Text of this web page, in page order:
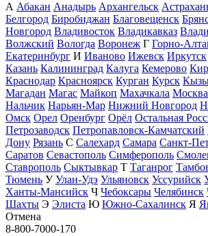
А Абакан Анадырь Архангельск
Белгород Биробиджан Благовещенск
Новгород Владивосток Владикавказ
Волжский Вологда Воронеж Г Горно-
Екатеринбург И Иваново Ижевск Иркутск
Казань Калининград Калуга Кемерово
Краснодар Красноярск Курган Курск
Магадан Магас Майкоп Махачкала Москва
Нальчик Нарьян-Мар Нижний Новгород
Омск Орел Оренбург Орёл Остальная
Петрозаводск Петропавловск-Камчатский
Дону Рязань С Салехард Самара Санкт-
Саратов Севастополь Симферополь
Ставрополь Сыктывкар Т Таганрог
Тюмень У Улан-Удэ Ульяновск Уссурийск
Ханты-Мансийск Ч Чебоксары Челябинск
Шахты Э Элиста Ю Южно-Сахалинск Я
Отмена
8-800-7000-170